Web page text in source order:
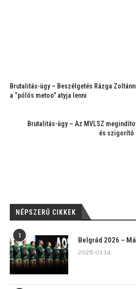
Brutalitás-ügy – Beszélgetés Rázga
a “pólós metoo” atyja lenni
Brutalitás-ügy – Az MVLSZ
és szigorító
NÉPSZERŰ CIKKEK
1
Belgrád 2026 –
2026.01.14.